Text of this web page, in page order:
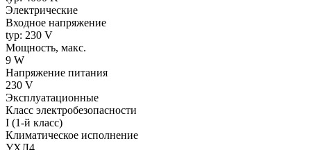
Электрические
Входное напряжение
typ: 230 V
Мощность, макс.
9 W
Напряжение питания
230 V
Эксплуатационные
Класс электробезопасности
I (1-й класс)
Климатическое исполнение
УХЛ4